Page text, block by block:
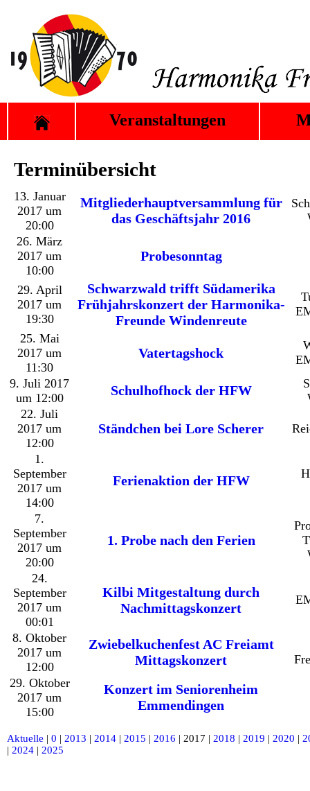
Veranstaltungen
Terminübersicht
13. Januar
2017 um
20:00
Mitgliederhauptversammlung für
das Geschäftsjahr 2016
26. März
2017 um
10:00
Probesonntag
29. April
2017 um
19:30
Schwarzwald trifft Südamerika
Frühjahrskonzert der Harmonika-
Freunde Windenreute
25. Mai
2017 um
11:30
Vatertagshock
9. Juli 2017
um 12:00
Schulhofhock der HFW
22. Juli
2017 um
12:00
Ständchen bei Lore Scherer
1.
September
2017 um
14:00
Ferienaktion der HFW
7.
September
2017 um
20:00
1. Probe nach den Ferien
24.
September
2017 um
00:01
Kilbi Mitgestaltung durch
Nachmittagskonzert
8. Oktober
2017 um
12:00
Zwiebelkuchenfest AC Freiamt
Mittagskonzert
29. Oktober
2017 um
15:00
Konzert im Seniorenheim
Emmendingen
Aktuelle | 0 | 2013 | 2014 | 2015 | 2016 | 2017 | 2018 | 2019 | 2020 |
| 2024 | 2025